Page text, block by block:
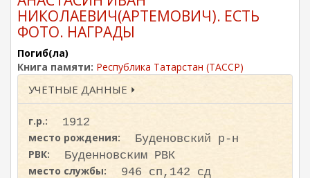
Г
И
З
З
Т
С
А
У
Л
О
В
НИКОЛАЕВИЧ(АРТЕМОВИЧ). ЕСТЬ
ФОТО. НАГРАДЫ
Погиб(ла)
Книга памяти: Республика Татарстан (ТАССР)
УЧЕТНЫЕ ДАННЫЕ ⏵
г.р.:
1912
место рождения:
Буденовский р-н
РВК:
Буденновским РВК
место службы:
946 сп,142 сд